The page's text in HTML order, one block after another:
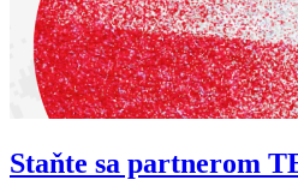
Staňte sa partnerom